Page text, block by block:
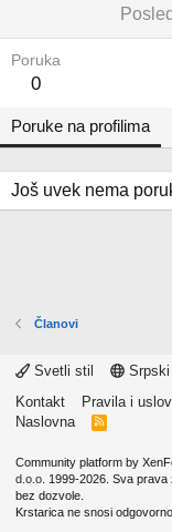
Poruka
0
Poruke na profilima
Još uvek nema
Članovi
Svetli stil
Srpski
Kontakt
Pravila i
Naslovna
R
Community platform by
d.o.o. 1999-2026. Sva prava
bez dozvole.
Krstarica ne snosi